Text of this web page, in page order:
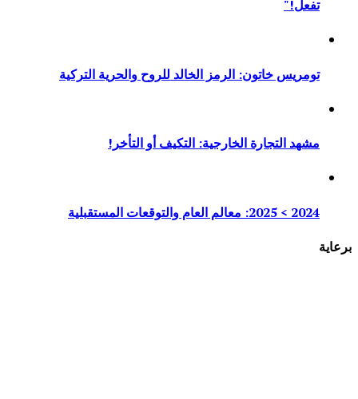
تفعل!"
تومريس خاتون: الرمز الخالد للروح والحرية التركية
مشهد التجارة الخارجية: التكيف أو التأخر!
2024 > 2025: معالم العام والتوقعات المستقبلية
برعاية